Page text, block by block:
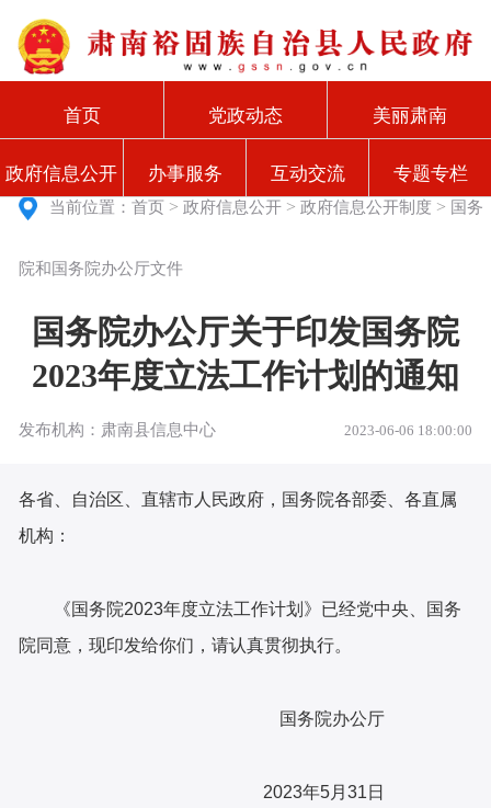
首页 党政动态 美丽肃南
政府信息公开 办事服务 互动交流 专题专栏
当前位置：首页 >政府信息公开 >政府信息公开制度 > 国务
院和国务院办公厅文件
国务院办公厅关于印发国务院
2023年度立法工作计划的通知
发布机构：肃南县信息中心 2023-06-06 18:00:00
各省、自治区、直辖市人民政府，国务院各部委、各直属
机构：
《国务院2023年度立法工作计划》已经党中央、国务
院同意，现印发给你们，请认真贯彻执行。
国务院办公厅
2023年5月31日